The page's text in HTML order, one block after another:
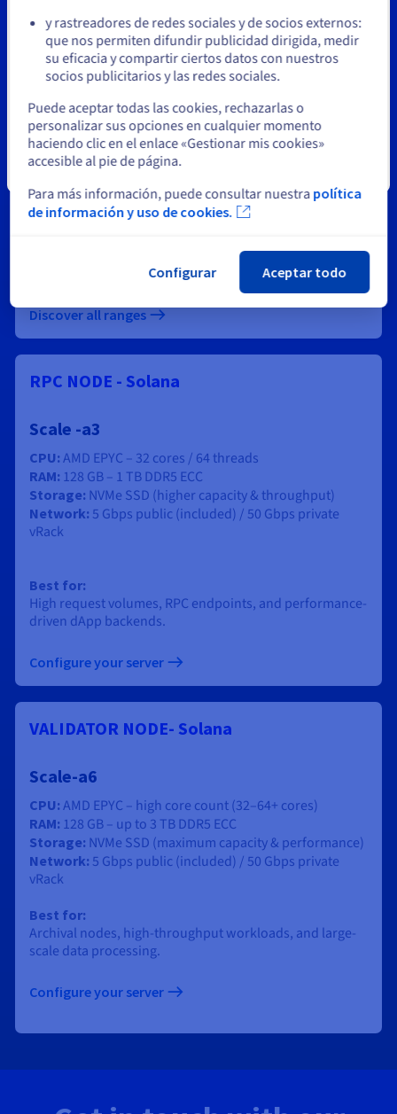
VALIDATOR & RPC - Ethereum, etc.
Advance-5
CPU:AMD EPYC – 24 cores / 48 threads
RAM:96 GB – 512 GB DDR5 ECC
Storage:NVMe SSD (configurable capacity)
Network:3 Gbps public (included) / 25 Gbps private
vRack
Production validators and moderate-traffic RPC nodes
where cost efficiency matters.
Discover all ranges
RPC NODE - Solana
Scale -a3
CPU: AMD EPYC – 32 cores / 64 threads
RAM: 128 GB – 1 TB DDR5 ECC
Storage: NVMe SSD (higher capacity & throughput)
Network: 5 Gbps public (included) / 50 Gbps private
vRack
Best for:
High request volumes, RPC endpoints, and performance-
driven dApp backends.
Configure your server
VALIDATOR NODE- Solana
Scale-a6
CPU: AMD EPYC – high core count (32–64+ cores)
RAM: 128 GB – up to 3 TB DDR5 ECC
Storage: NVMe SSD (maximum capacity & performance)
Network: 5 Gbps public (included) / 50 Gbps private
vRack
Best for:
Archival nodes, high-throughput workloads, and large-
scale data processing.
Configure your server
Permanezca en el sitio web actual
y rastreadores de redes sociales y de socios externos:
que nos permiten difundir publicidad dirigida, medir
su eficacia y compartir ciertos datos con nuestros
socios publicitarios y las redes sociales.
Puede aceptar todas las cookies, rechazarlas o
personalizar sus opciones en cualquier momento
haciendo clic en el enlace «Gestionar mis cookies»
accesible al pie de página.
Para más información, puede consultar nuestra política
de información y uso de cookies.
Configurar Aceptar todo